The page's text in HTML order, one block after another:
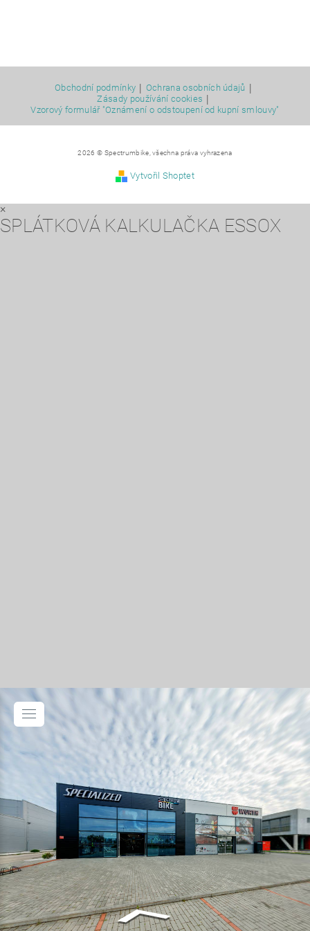
Obchodní podmínky | Ochrana osobních údajů |
Zásady používání cookies |
Vzorový formulář "Oznámení o odstoupení od kupní smlouvy"
2026 © Spectrumbike, všechna práva vyhrazena
Vytvořil Shoptet
×
SPLÁTKOVÁ KALKULAČKA ESSOX